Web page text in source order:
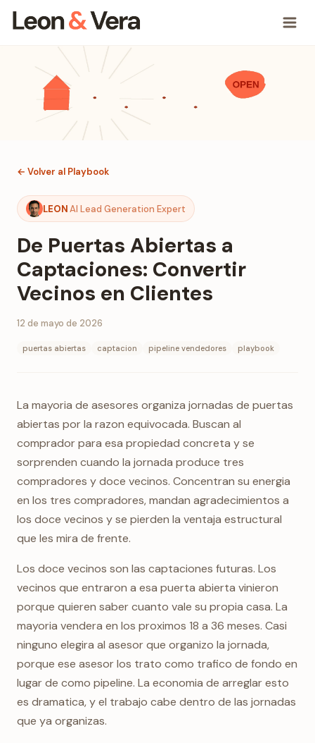
← Volver al Playbook
LEONAI Lead Generation Expert
De Puertas Abiertas a
Captaciones: Convertir
Vecinos en Clientes
12 de mayo de 2026
puertas abiertas captacion pipeline vendedores playbook
La mayoria de asesores organiza jornadas de puertas
abiertas por la razon equivocada. Buscan al
comprador para esa propiedad concreta y se
sorprenden cuando la jornada produce tres
compradores y doce vecinos. Concentran su energia
en los tres compradores, mandan agradecimientos a
los doce vecinos y se pierden la ventaja estructural
que les mira de frente.
Los doce vecinos son las captaciones futuras. Los
vecinos que entraron a esa puerta abierta vinieron
porque quieren saber cuanto vale su propia casa. La
mayoria vendera en los proximos 18 a 36 meses. Casi
ninguno elegira al asesor que organizo la jornada,
porque ese asesor los trato como trafico de fondo en
lugar de como pipeline. La economia de arreglar esto
es dramatica, y el trabajo cabe dentro de las jornadas
que ya organizas.